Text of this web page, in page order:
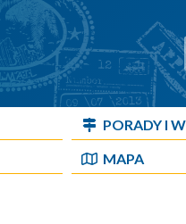
PORADY I
MAPA